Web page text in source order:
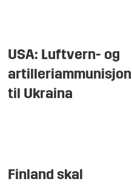
USA: Luftvern- og
artilleriammunisjon
til Ukraina
Finland skal